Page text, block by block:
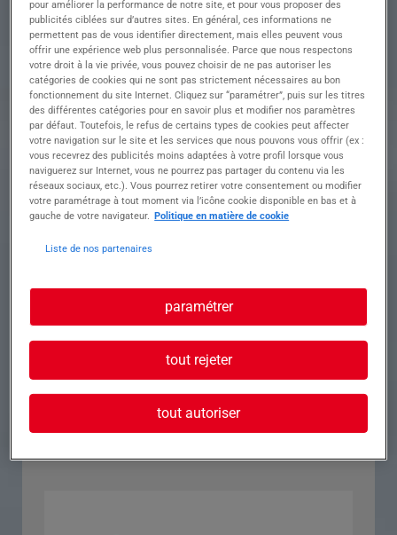
la maintenance du réseau de distribution d'eau
potable et d'évacuation des eaux usées.
Dans ce cadre et sous la responsabilité du chef
d'équipe, vos missions principales seront :
-L'installation des conduites,
-La pose des raccordements
- L'aménagements des ouvertures ou regards
pour effectuer les opérations de maintenance
corrective ou préventive
-La remise en état de la voirie...
poste d'au moins 2 ans
Vous avez l'esprit d'équipe, vous apprécié
Vous avez de bonne facultés d'adaptation afin de
pour améliorer la performance de notre site, et pour vous proposer des
publicités ciblées sur d’autres sites. En général, ces informations ne
permettent pas de vous identifier directement, mais elles peuvent vous
offrir une expérience web plus personnalisée. Parce que nous respectons
votre droit à la vie privée, vous pouvez choisir de ne pas autoriser les
catégories de cookies qui ne sont pas strictement nécessaires au bon
fonctionnement du site Internet. Cliquez sur “paramétrer”, puis sur les titres
des différentes catégories pour en savoir plus et modifier nos paramètres
par défaut. Toutefois, le refus de certains types de cookies peut affecter
votre navigation sur le site et les services que nous pouvons vous offrir (ex :
vous recevrez des publicités moins adaptées à votre profil lorsque vous
naviguerez sur Internet, vous ne pourrez pas partager du contenu via les
réseaux sociaux, etc.). Vous pourrez retirer votre consentement ou modifier
votre paramétrage à tout moment via l’icône cookie disponible en bas et à
gauche de votre navigateur. Politique en matière de cookie
Liste de nos partenaires
paramétrer
tout rejeter
tout autoriser